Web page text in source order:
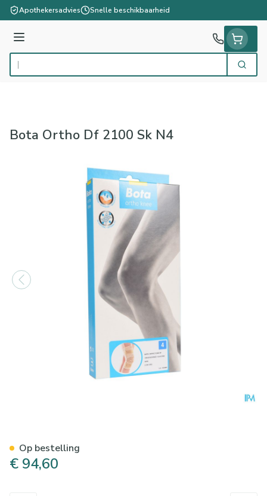
Ga naar de inhoud
Apothekersadvies Snelle beschikbaarheid
Menu
Product, merk, categorie... Zoek
Bota Ortho Df 2100 Sk N4
€ 94,60
Op bestelling